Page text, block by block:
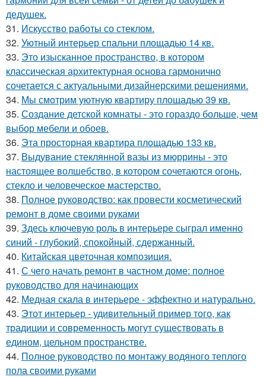
дедушек.
31. Искусство работы со стеклом.
32. Уютный интерьер спальни площадью 14 кв.
33. Это изысканное пространство, в котором
классическая архитектурная основа гармонично
сочетается с актуальными дизайнерскими решениями.
34. Мы смотрим уютную квартиру площадью 39 кв.
35. Создание детской комнаты - это гораздо больше, чем
выбор мебели и обоев.
36. Эта просторная квартира площадью 133 кв.
37. Выдувание стеклянной вазы из мюррины - это
настоящее волшебство, в котором сочетаются огонь,
стекло и человеческое мастерство.
38. Полное руководство: как провести косметический
ремонт в доме своими руками
39. Здесь ключевую роль в интерьере сыграл именно
синий - глубокий, спокойный, сдержанный.
40. Китайская цветочная композиция.
41. С чего начать ремонт в частном доме: полное
руководство для начинающих
42. Медная скала в интерьере - эффектно и натурально.
43. Этот интерьер - удивительный пример того, как
традиции и современность могут существовать в
едином, цельном пространстве.
44. Полное руководство по монтажу водяного теплого
пола своими руками